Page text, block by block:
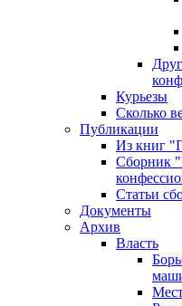
Курьезы
Сколько
Публикации
Из книг
Сборник
Статьи
Документы
Архив
Власть